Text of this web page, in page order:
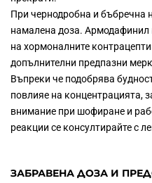
При чернодробна и бъбречна
намалена доза.
на хормоналните
допълнителни предпазни
Въпреки че подобрява
повлияе на концентрацията,
внимание при шофиране и
реакции се консултирайте с
ЗАБРАВЕНА ДОЗА И